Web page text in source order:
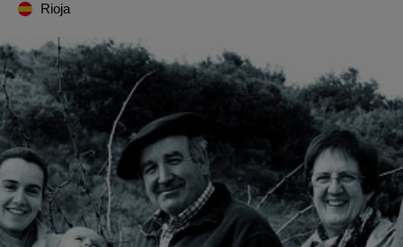
Rioja